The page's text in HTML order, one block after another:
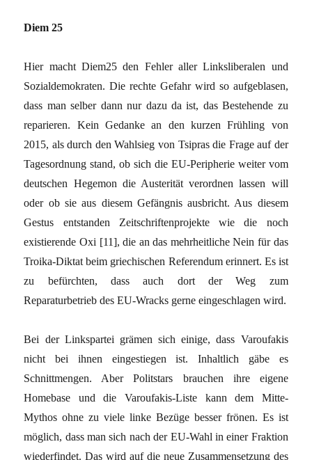
Diem 25
Hier macht Diem25 den Fehler aller Linksliberalen und
Sozialdemokraten. Die rechte Gefahr wird so aufgeblasen,
dass man selber dann nur dazu da ist, das Bestehende zu
reparieren. Kein Gedanke an den kurzen Frühling von
2015, als durch den Wahlsieg von Tsipras die Frage auf der
Tagesordnung stand, ob sich die EU-Peripherie weiter vom
deutschen Hegemon die Austerität verordnen lassen will
oder ob sie aus diesem Gefängnis ausbricht. Aus diesem
Gestus entstanden Zeitschriftenprojekte wie die noch
existierende Oxi [11], die an das mehrheitliche Nein für das
Troika-Diktat beim griechischen Referendum erinnert. Es ist
zu befürchten, dass auch dort der Weg zum
Reparaturbetrieb des EU-Wracks gerne eingeschlagen wird.
Bei der Linkspartei grämen sich einige, dass Varoufakis
nicht bei ihnen eingestiegen ist. Inhaltlich gäbe es
Schnittmengen. Aber Politstars brauchen ihre eigene
Homebase und die Varoufakis-Liste kann dem Mitte-
Mythos ohne zu viele linke Bezüge besser frönen. Es ist
möglich, dass man sich nach der EU-Wahl in einer Fraktion
wiederfindet. Das wird auf die neue Zusammensetzung des